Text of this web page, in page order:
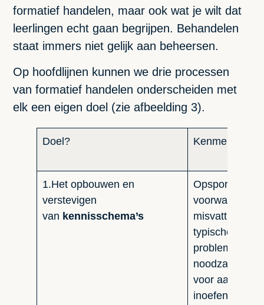
formatief handelen, maar ook wat je wilt dat
leerlingen echt gaan begrijpen. Behandelen
staat immers niet gelijk aan beheersen.
Op hoofdlijnen kunnen we drie processen
van formatief handelen onderscheiden met
elk een eigen doel (zie afbeelding 3).
Doel? Kenmerken?
1.Het opbouwen en
verstevigen
van kennisschema’s
Opsporen van
misvattingen
typische
noodzakelijke
voor aanleren